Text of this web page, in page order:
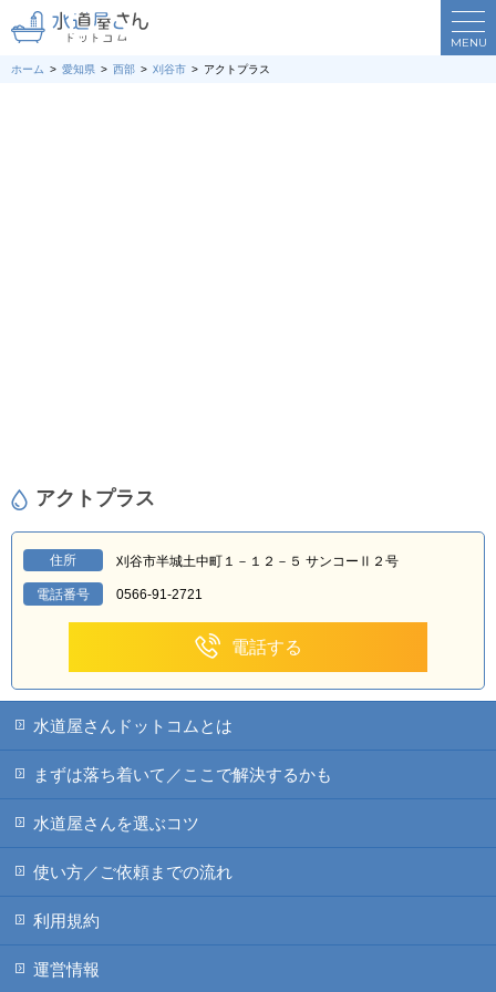
MENU
ホーム 愛知県 西部 刈谷市 アクトプラス
アクトプラス
住所 刈谷市半城土中町１－１２－５ サンコーⅡ２号
電話番号 0566-91-2721
電話する
水道屋さんドットコムとは
まずは落ち着いて／ここで解決するかも
水道屋さんを選ぶコツ
使い方／ご依頼までの流れ
利用規約
運営情報